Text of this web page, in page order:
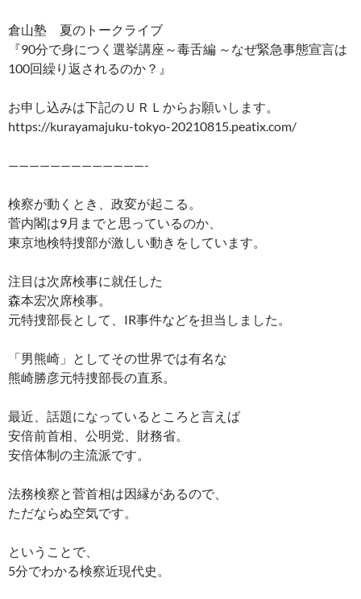
o
o
k
n
倉山塾 夏のトークライブ
『90分で身につく選挙講座～毒舌編 ～なぜ緊急事態宣言は
100回繰り返されるのか？』
お申し込みは下記のＵＲＬからお願いします。
https://kurayamajuku-tokyo-20210815.peatix.com/
—————————————-
検察が動くとき、政変が起こる。
菅内閣は9月までと思っているのか、
東京地検特捜部が激しい動きをしています。
注目は次席検事に就任した
森本宏次席検事。
元特捜部長として、IR事件などを担当しました。
「男熊崎」としてその世界では有名な
熊崎勝彦元特捜部長の直系。
最近、話題になっているところと言えば
安倍前首相、公明党、財務省。
安倍体制の主流派です。
法務検察と菅首相は因縁があるので、
ただならぬ空気です。
ということで、
5分でわかる検察近現代史。